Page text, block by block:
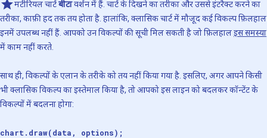
मटीरियल चार्टबीटावर्शन में हैं. चार्ट के दिखने का तरीका और उससे इंटरैक्ट करने का
तरीका, काफ़ी हद तक तय होता है. हालांकि, क्लासिक चार्ट में मौजूद कई विकल्प फ़िलहाल
इनमें उपलब्ध नहीं हैं. आपको उन विकल्पों की सूची मिल सकती है जो फ़िलहालइस समस्या
में काम नहीं करते.
साथ ही, विकल्पों के एलान के तरीके को तय नहीं किया गया है. इसलिए, अगर आपने किसी
भी क्लासिक विकल्प का इस्तेमाल किया है, तो आपको इस लाइन को बदलकर कॉन्टेंट के
विकल्पों में बदलना होगा:
chart.draw(data, options);